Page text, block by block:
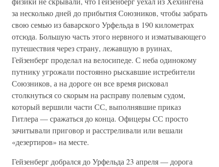
за несколько дней до прибытия Союзников, чтобы забрать
свою семью из баварского Урфельда в 190 километрах
отсюда. Большую часть этого нервного и изматывающего
путешествия через страну, лежавшую в руинах,
Гейзенберг проделал на велосипеде. С неба одинокому
путнику угрожали постоянно рыскавшие истребители
Союзников, а на дороге он все время рисковал
столкнуться со скорым на расправу полевым судом,
который вершили части СС, выполнявшие приказ
Гитлера — сражаться до конца. Офицеры СС просто
зачитывали приговор и расстреливали или вешали
«дезертиров» на месте.
Гейзенберг добрался до Урфельда 23 апреля — дорога